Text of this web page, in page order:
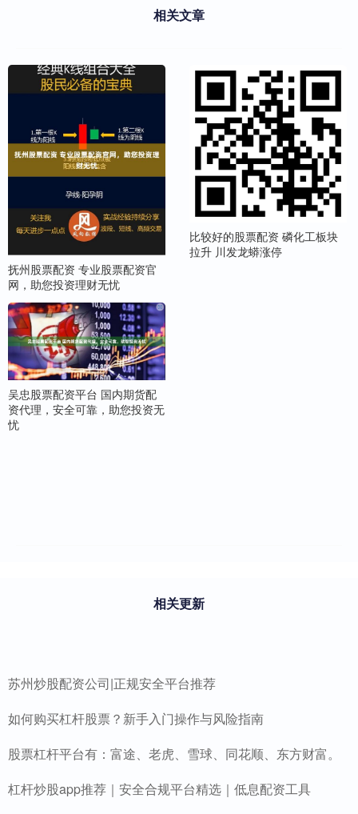
相关文章
抚州股票配资 专业股票配资官
网，助您投资理财无忧
比较好的股票配资 磷化工板块
拉升 川发龙蟒涨停
吴忠股票配资平台 国内期货配
资代理，安全可靠，助您投资无
忧
相关更新
苏州炒股配资公司|正规安全平台推荐
如何购买杠杆股票？新手入门操作与风险指南
股票杠杆平台有：富途、老虎、雪球、同花顺、东方财富。
杠杆炒股app推荐｜安全合规平台精选｜低息配资工具